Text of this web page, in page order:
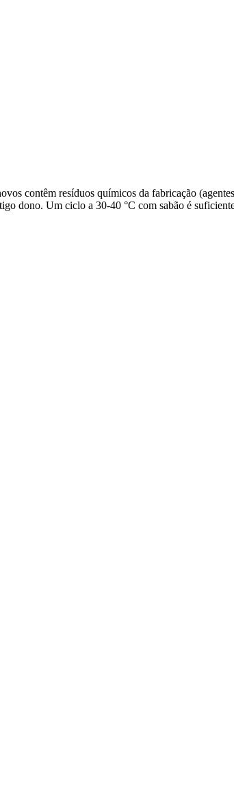
contêm resíduos químicos da fabricação
dono. Um ciclo a 30-40 °C com sabão é